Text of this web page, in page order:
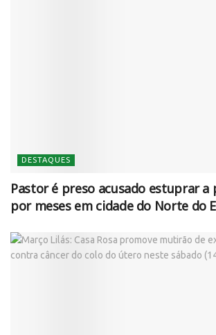
DESTAQUES
Pastor é preso acusado estuprar
por meses em cidade do Norte do